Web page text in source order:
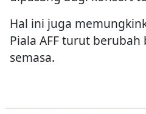
Hal ini juga
Piala AFF turut
semasa.